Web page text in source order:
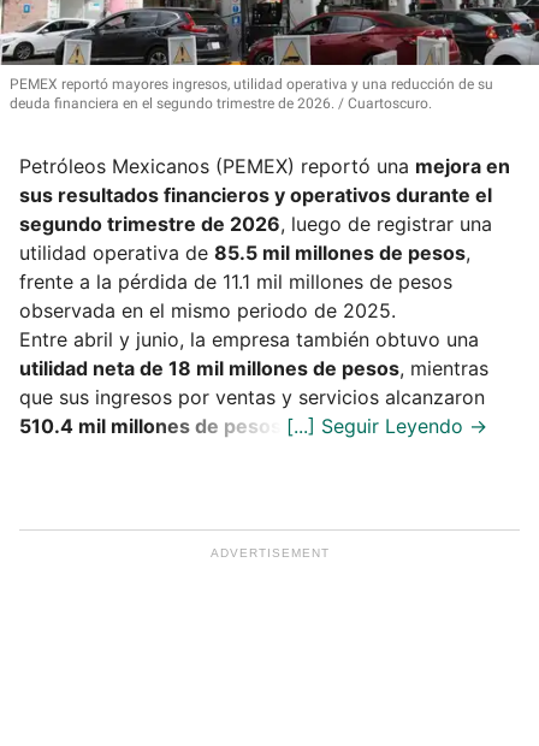
PEMEX reportó mayores ingresos, utilidad operativa y una reducción de su
deuda financiera en el segundo trimestre de 2026.
Cuartoscuro.
Petróleos Mexicanos (PEMEX) reportó una mejora en
sus resultados financieros y operativos durante el
segundo trimestre de 2026, luego de registrar una
utilidad operativa de 85.5 mil millones de pesos,
frente a la pérdida de 11.1 mil millones de pesos
observada en el mismo periodo de 2025.
Entre abril y junio, la empresa también obtuvo una
utilidad neta de 18 mil millones de pesos, mientras
que sus ingresos por ventas y servicios alcanzaron
510.4 mil millones de pesos